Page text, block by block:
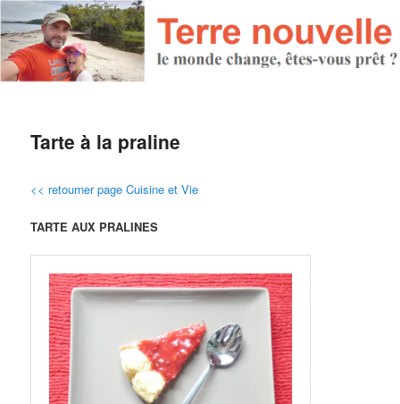
Tarte à la praline
<< retourner page Cuisine et Vie
TARTE AUX PRALINES